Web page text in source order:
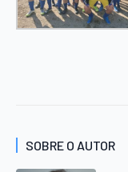
SOBRE O AUTOR